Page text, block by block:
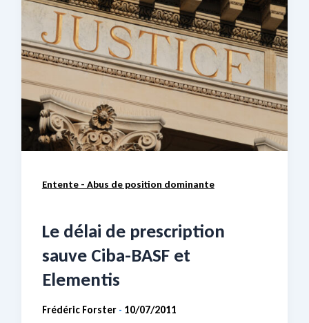
Entente - Abus de position dominante
Le délai de prescription
sauve Ciba-BASF et
Elementis
Frédéric Forster - 10/07/2011